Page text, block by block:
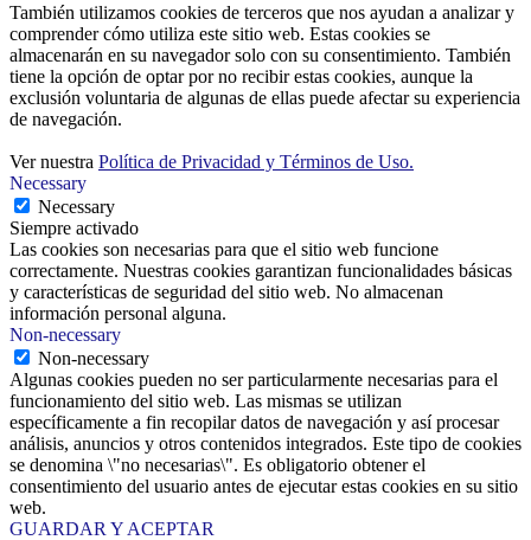
También utilizamos cookies de terceros que nos ayudan a analizar y
comprender cómo utiliza este sitio web. Estas cookies se
almacenarán en su navegador solo con su consentimiento. También
tiene la opción de optar por no recibir estas cookies, aunque la
exclusión voluntaria de algunas de ellas puede afectar su experiencia
de navegación.
Ver nuestra Política de Privacidad y Términos de Uso.
Necessary
Necessary
Siempre activado
Las cookies son necesarias para que el sitio web funcione
correctamente. Nuestras cookies garantizan funcionalidades básicas
y características de seguridad del sitio web. No almacenan
información personal alguna.
Non-necessary
Non-necessary
Algunas cookies pueden no ser particularmente necesarias para el
funcionamiento del sitio web. Las mismas se utilizan
específicamente a fin recopilar datos de navegación y así procesar
análisis, anuncios y otros contenidos integrados. Este tipo de cookies
se denomina \"no necesarias\". Es obligatorio obtener el
consentimiento del usuario antes de ejecutar estas cookies en su sitio
web.
GUARDAR Y ACEPTAR